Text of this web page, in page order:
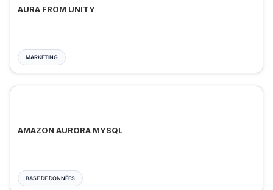
AURA FROM UNITY
MARKETING
AMAZON AURORA MYSQL
BASE DE DONNÉES